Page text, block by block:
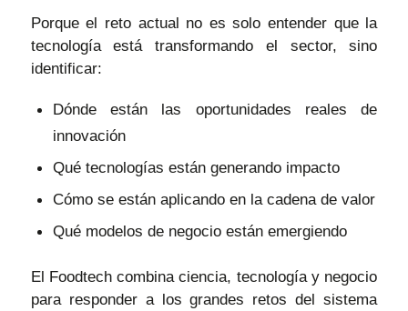
Porque el reto actual no es solo entender que la
tecnología está transformando el sector, sino
identificar:
Dónde están las oportunidades reales de
innovación
Qué tecnologías están generando impacto
Cómo se están aplicando en la cadena de valor
Qué modelos de negocio están emergiendo
El Foodtech combina ciencia, tecnología y negocio
para responder a los grandes retos del sistema